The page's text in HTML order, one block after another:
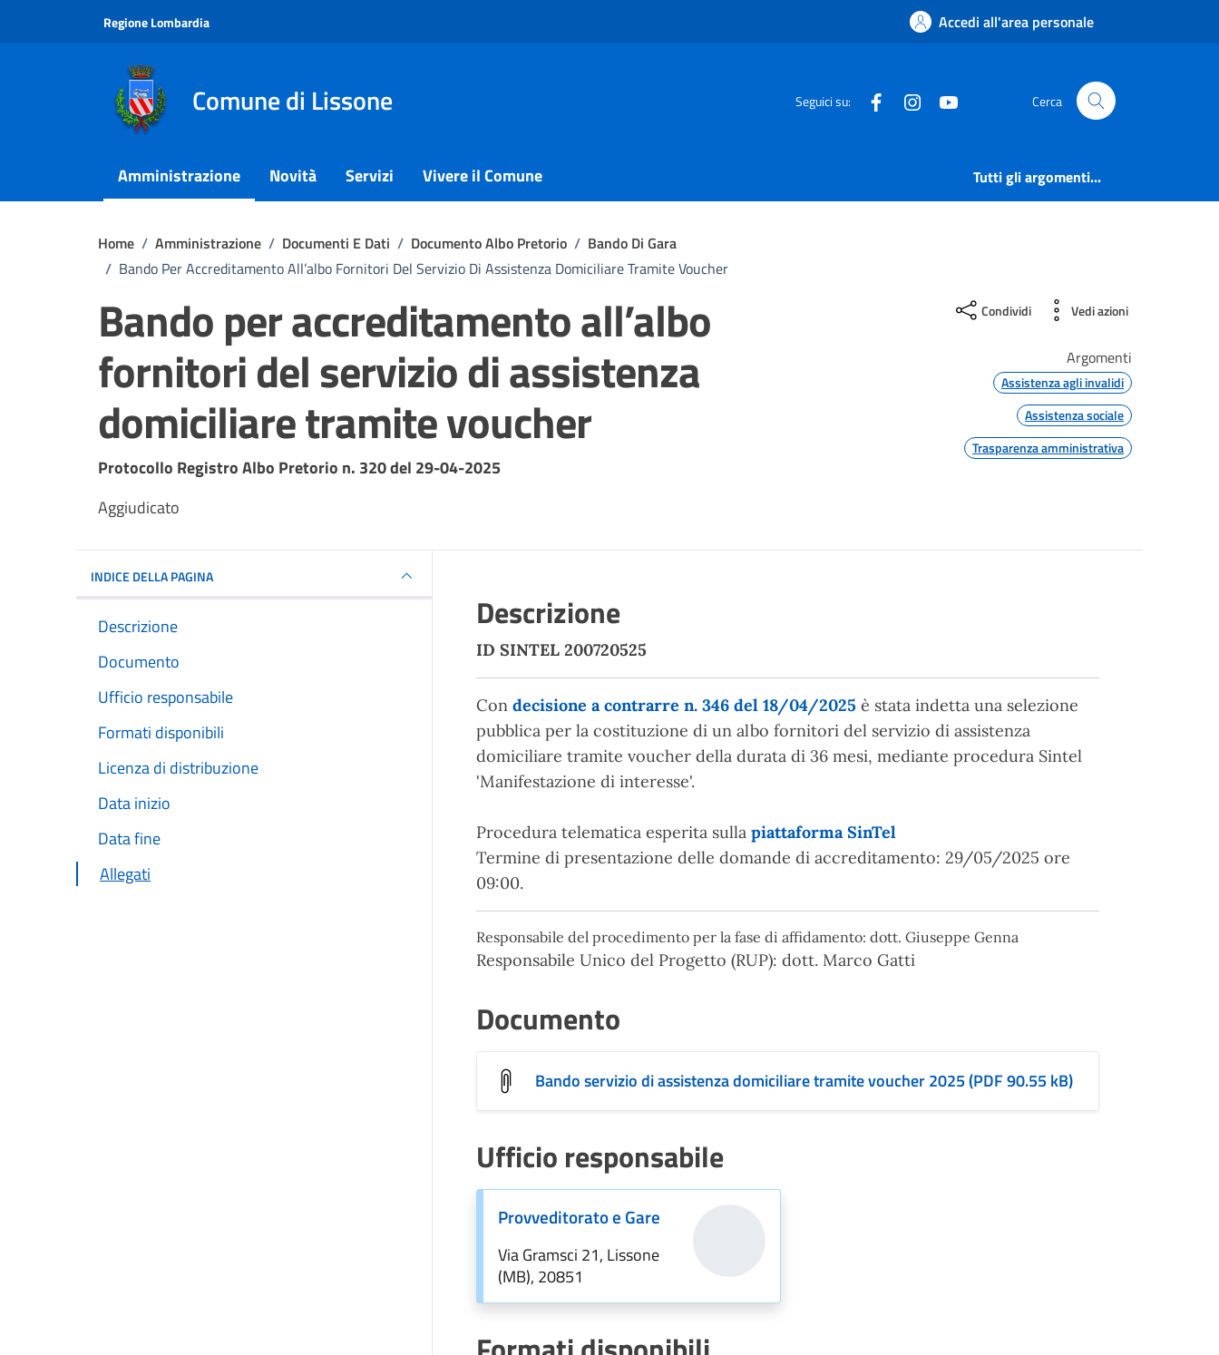
Regione Lombardia Accedi all'area personale
Comune di Lissone Seguici su: FacebookInstagram Cerca
Amministrazione Novità Servizi Vivere il Comune Tutti gli argomenti...
Home / Amministrazione / Documenti E Dati / Documento Albo Pretorio / Bando Di Gara
/ Bando Per Accreditamento All’albo Fornitori Del Servizio Di Assistenza Domiciliare Tramite Voucher
Bando per accreditamento all’albo
fornitori del servizio di assistenza
domiciliare tramite voucher
Dettagli del documento
Protocollo Registro Albo Pretorio n. 320 del 29-04-2025
Aggiudicato
Condividi Vedi azioni
Argomenti
Assistenza agli invalidi
Assistenza sociale
Trasparenza amministrativa
INDICE DELLA PAGINA
Descrizione
Documento
Ufficio responsabile
Formati disponibili
Licenza di distribuzione
Data inizio
Data fine
Allegati
Descrizione
ID SINTEL 200720525
Con decisione a contrarre n. 346 del 18/04/2025 è stata indetta una selezione
pubblica per la costituzione di un albo fornitori del servizio di assistenza
domiciliare tramite voucher della durata di 36 mesi, mediante procedura Sintel
'Manifestazione di interesse'.
Procedura telematica esperita sulla piattaforma SinTel
Termine di presentazione delle domande di accreditamento: 29/05/2025 ore
09:00.
Responsabile del procedimento per la fase di affidamento: dott. Giuseppe Genna
Responsabile Unico del Progetto (RUP): dott. Marco Gatti
Documento
Bando servizio di assistenza domiciliare tramite voucher 2025 (PDF 90.55 kB)
Ufficio responsabile
Provveditorato e Gare
Via Gramsci 21, Lissone
(MB), 20851